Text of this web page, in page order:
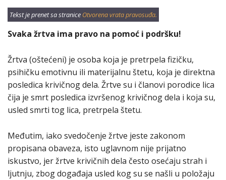
Tekst je prenet sa stranice Otvorena vrata pravosuđa.
Svaka žrtva ima pravo na pomoć i podršku!
Žrtva (oštećeni) je osoba koja je pretrpela fizičku,
psihičku emotivnu ili materijalnu štetu, koja je direktna
posledica krivičnog dela. Žrtve su i članovi porodice lica
čija je smrt posledica izvršenog krivičnog dela i koja su,
usled smrti tog lica, pretrpela štetu.
Međutim, iako svedočenje žrtve jeste zakonom
propisana obaveza, isto uglavnom nije prijatno
iskustvo, jer žrtve krivičnih dela često osećaju strah i
ljutnju, zbog događaja usled kog su se našli u položaju